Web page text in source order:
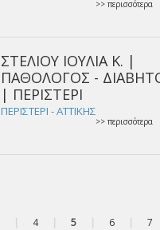
>> περισσότερα
ΣΤΕΛΙΟΥ ΙΟΥΛΙΑ Κ. |
ΠΑΘΟΛΟΓΟΣ -
| ΠΕΡΙΣΤΕΡΙ
ΠΕΡΙΣΤΕΡΙ - ΑΤΤΙΚΗΣ
>> περισσότερα
4 5 6 7